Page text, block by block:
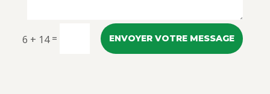
6 + 14= ENVOYER VOTRE MESSAGE